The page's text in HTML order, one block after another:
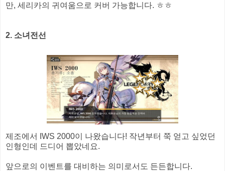
만, 세리카의 귀여움으로 커버 가능합니다. ㅎㅎ
2. 소녀전선
제조에서 IWS 2000이 나왔습니다! 작년부터 쭉 얻고 싶었던
인형인데 드디어 뽑았네요.
앞으로의 이벤트를 대비하는 의미로서도 든든합니다.